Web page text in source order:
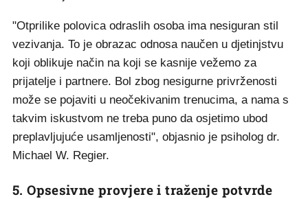
"Otprilike polovica odraslih osoba ima nesiguran stil
vezivanja. To je obrazac odnosa naučen u djetinjstvu
koji oblikuje način na koji se kasnije vežemo za
prijatelje i partnere. Bol zbog nesigurne privrženosti
može se pojaviti u neočekivanim trenucima, a nama s
takvim iskustvom ne treba puno da osjetimo ubod
preplavljujuće usamljenosti", objasnio je psiholog dr.
Michael W. Regier.
5. Opsesivne provjere i traženje potvrde